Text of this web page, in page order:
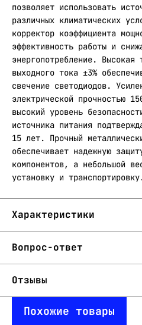
позволяет использовать
различных климатических
корректор коэффициента
эффективность работы и
энергопотребление. Высокая
выходного тока ±3%
свечение светодиодов.
электрической прочностью
высокий уровень
источника питания
15 лет. Прочный
обеспечивает надежную
компонентов, а небольшой
установку и
Характеристики
Вопрос-ответ
Отзывы
Похожие товары